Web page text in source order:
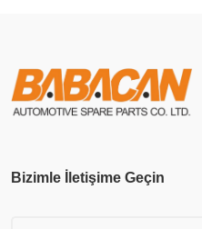
Bizimle İletişime Geçin